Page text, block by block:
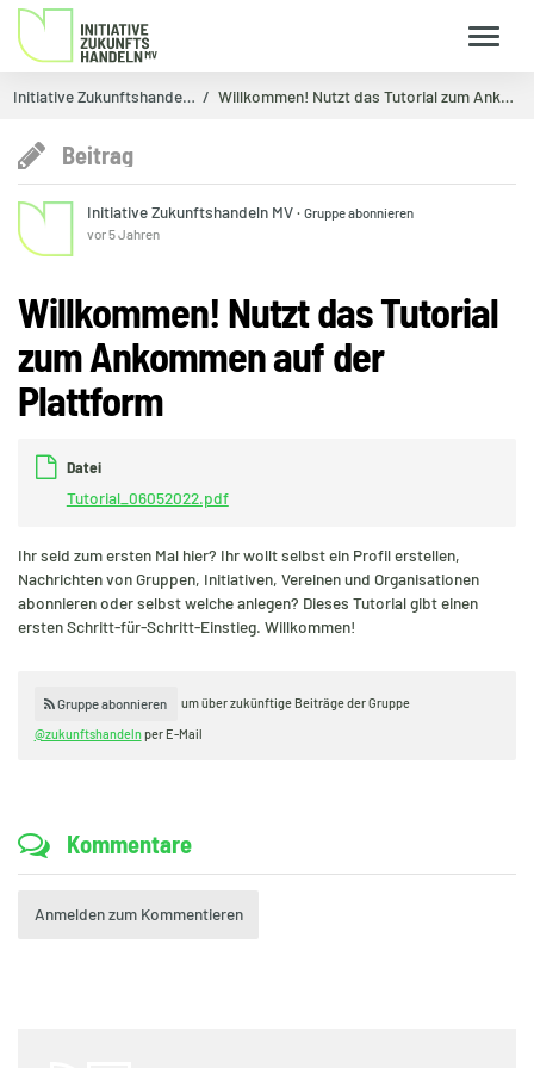
Initiative Zukunftshande… Willkommen! Nutzt das Tutorial zum Ankommen auf d…
Beitrag
Initiative Zukunftshandeln MV·Gruppe abonnieren
vor 5 Jahren
Willkommen! Nutzt das Tutorial
zum Ankommen auf der
Plattform
Datei
Tutorial_06052022.pdf
Ihr seid zum ersten Mal hier? Ihr wollt selbst ein Profil erstellen,
Nachrichten von Gruppen, Initiativen, Vereinen und Organisationen
abonnieren oder selbst welche anlegen? Dieses Tutorial gibt einen
ersten Schritt-für-Schritt-Einstieg. Willkommen!
Gruppe abonnieren
um über zukünftige Beiträge der Gruppe
@zukunftshandelnper E-Mail
Kommentare
Anmelden zum Kommentieren